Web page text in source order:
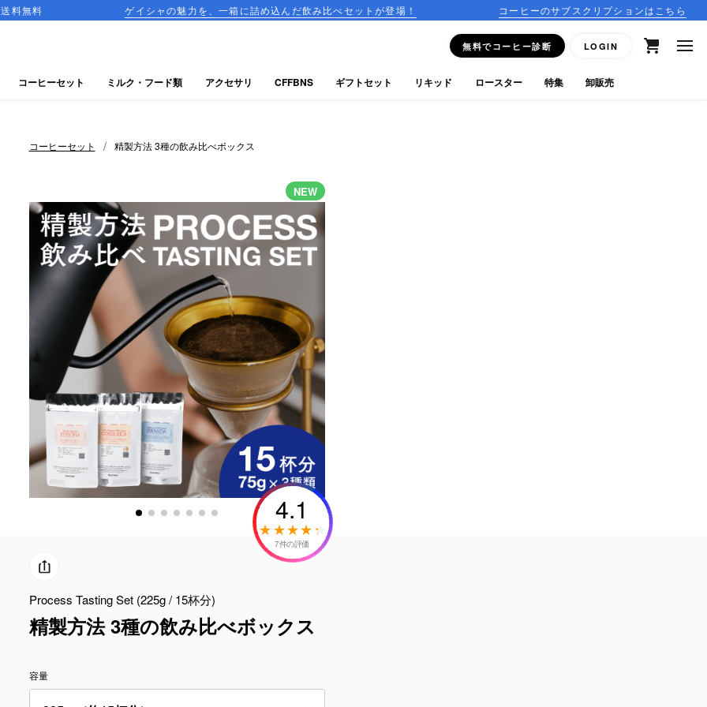
ゲイシャの魅力を、一箱に詰め込んだ飲み比べセットが登場！ コーヒーのサブスクリプションはこちら
無料でコーヒー診断 LOGIN
コーヒーセット / 精製方法 3種の飲み比べボックス
NEW
4.1
7件の評価
Process Tasting Set (225g / 15杯分)
精製方法 3種の飲み比べボックス
容量
コーヒーセット ミルク・フード類 アクセサリ CFFBNS ギフトセット リキッド ロースター 特集 卸販売